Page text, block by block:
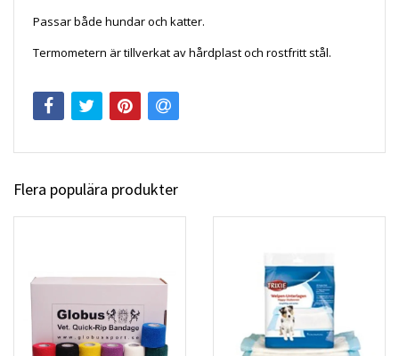
Passar både hundar och katter.
Termometern är tillverkat av hårdplast och rostfritt stål.
Flera populära produkter